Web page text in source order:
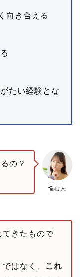
向き合える
たい経験とな
悩む人
の？
てきたもので
はなく、
これ